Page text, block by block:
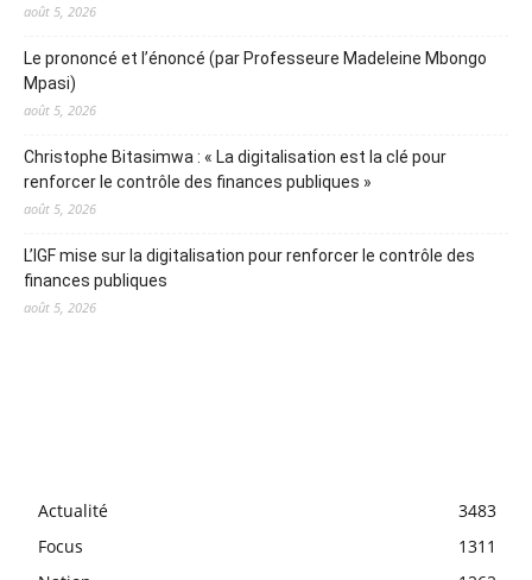
août 5, 2026
Le prononcé et l’énoncé (par Professeure Madeleine Mbongo
Mpasi)
août 5, 2026
Christophe Bitasimwa : « La digitalisation est la clé pour
renforcer le contrôle des finances publiques »
août 5, 2026
L’IGF mise sur la digitalisation pour renforcer le contrôle des
finances publiques
août 5, 2026
Actualité
3483
Focus
1311